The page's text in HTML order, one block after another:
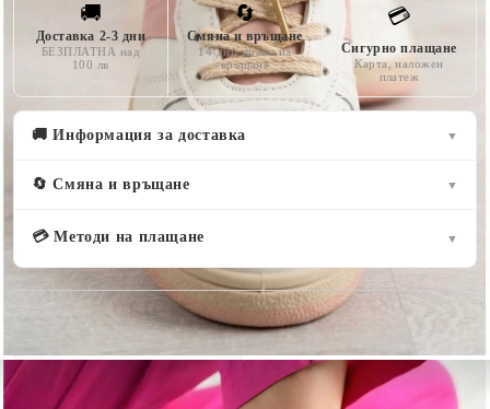
🚚
Доставка 2-3 дни
БЕЗПЛАТНА над
100 лв
🔄
Смяна и връщане
14 дни право на
връщане
💳
Сигурно плащане
Карта, наложен
платеж
🚚 Информация за доставка ▼
🔄 Смяна и връщане ▼
💳 Методи на плащане ▼
Оцени продукта